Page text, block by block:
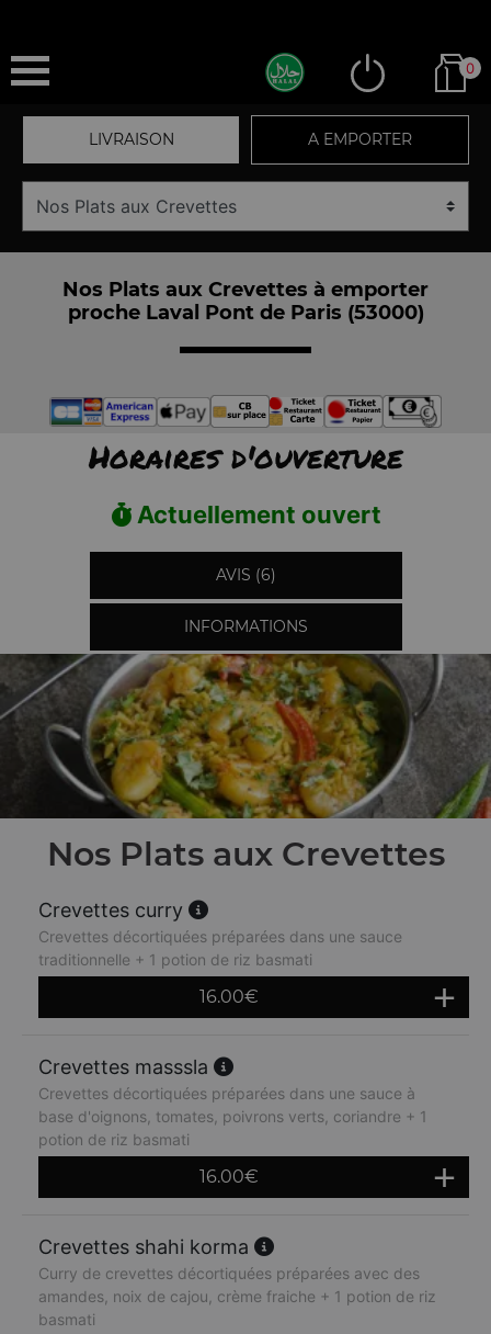
0
LIVRAISON A EMPORTER
Nos Plats aux Crevettes à emporter
proche Laval Pont de Paris (53000)
Horaires d'ouverture
Actuellement ouvert
AVIS (6)
INFORMATIONS
Nos Plats aux Crevettes
Crevettes curry
Crevettes décortiquées préparées dans une sauce
traditionnelle + 1 potion de riz basmati
16.00€
Crevettes masssla
Crevettes décortiquées préparées dans une sauce à
base d'oignons, tomates, poivrons verts, coriandre + 1
potion de riz basmati
16.00€
Crevettes shahi korma
Curry de crevettes décortiquées préparées avec des
amandes, noix de cajou, crème fraiche + 1 potion de riz
basmati